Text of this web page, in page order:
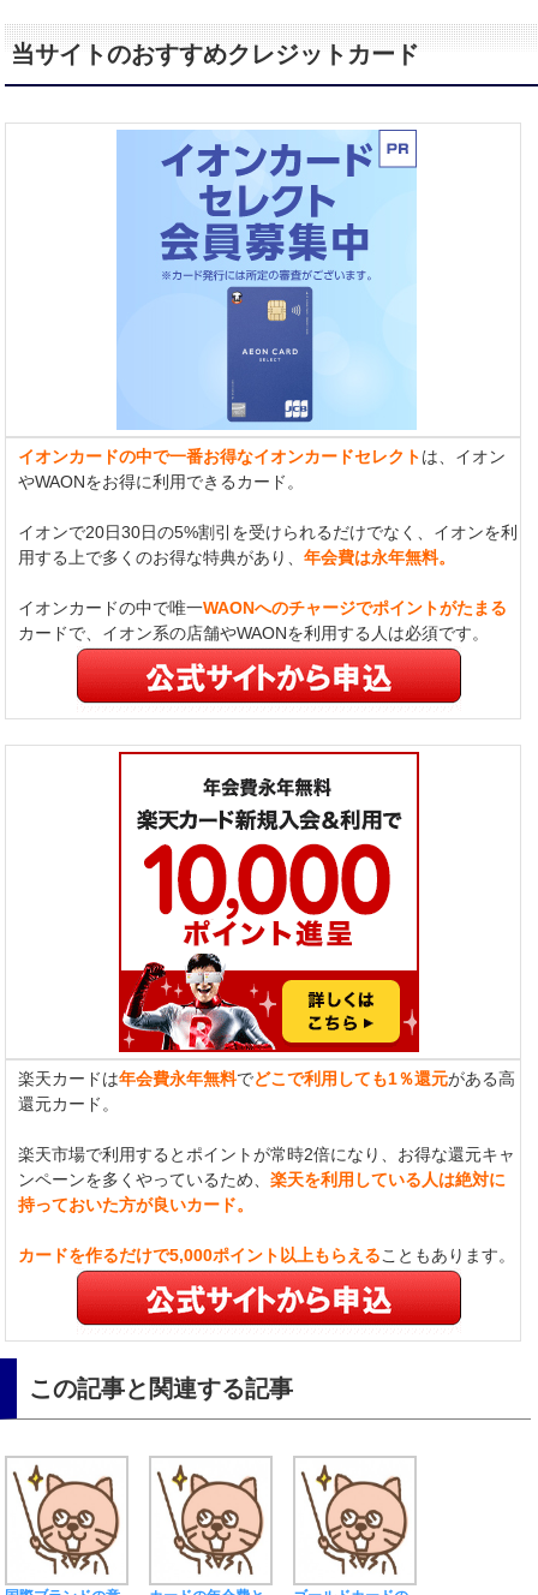
当サイトのおすすめクレジットカード
イオンカードの中で一番お得なイオンカードセレクトは、イオン
やWAONをお得に利用できるカード。
イオンで20日30日の5%割引を受けられるだけでなく、イオンを利
用する上で多くのお得な特典があり、年会費は永年無料。
イオンカードの中で唯一WAONへのチャージでポイントがたまる
カードで、イオン系の店舗やWAONを利用する人は必須です。
楽天カードは年会費永年無料でどこで利用しても1％還元がある高
還元カード。
楽天市場で利用するとポイントが常時2倍になり、お得な還元キャ
ンペーンを多くやっているため、楽天を利用している人は絶対に
持っておいた方が良いカード。
カードを作るだけで5,000ポイント以上もらえることもあります。
この記事と関連する記事